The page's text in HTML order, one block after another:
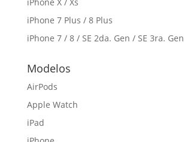
iPhone 7 Plus / 8 Plus
iPhone 7 / 8 / SE 2da. Gen / SE 3ra. Gen
Modelos
AirPods
Apple Watch
iPad